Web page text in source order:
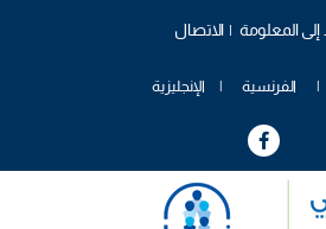
الاتصال إلى المعلومة
الفرنسية الإنجليزية